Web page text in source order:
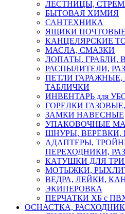
ЛЕСТНИЦЫ,
БЫТОВАЯ ХИМИЯ
САНТЕХНИКА
ЯЩИКИ
КАНЦЕЛЯРСКИЕ
МАСЛА, СМАЗКИ
ЛОПАТЫ. ГРАБЛИ,
РАСПЫЛИТЕЛИ,
ПЕТЛИ
ТАБЛИЧКИ
ИНВЕНТАРЬ для
ГОРЕЛКИ
ЗАМКИ НАВЕСНЫЕ
УПАКОВОЧНЫЕ
ШНУРЫ, ВЕРЕВКИ,
АДАПТЕРЫ,
ПЕРЕХОДНИКИ,
КАТУШКИ ДЛЯ
МОТЫЖКИ,
ВЕДРА, ЛЕЙКИ,
ЭКИПЕРОВКА
ПЕРЧАТКИ ХБ с
ОСНАСТКА,